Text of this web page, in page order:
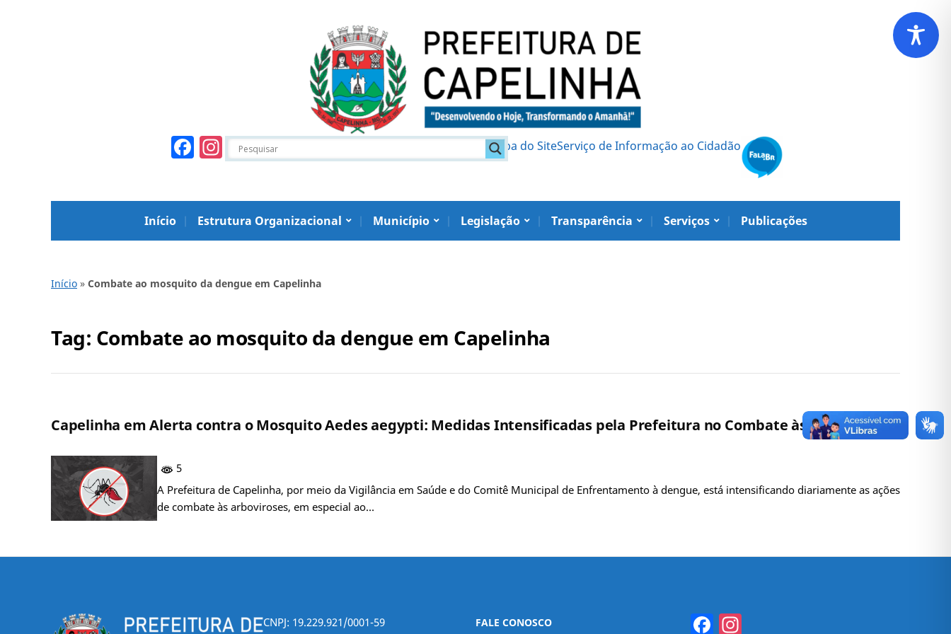
Facebook
Instagram Mapa do SiteServiço de Informação ao Cidadão
Início Estrutura Organizacional Município Legislação Transparência Serviços Publicações
Início » Combate ao mosquito da dengue em Capelinha
Tag: Combate ao mosquito da dengue em Capelinha
Capelinha em Alerta contra o Mosquito Aedes aegypti: Medidas Intensificadas pela Prefeitura no Combate às Arboviroses
5
A Prefeitura de Capelinha, por meio da Vigilância em Saúde e do Comitê Municipal de Enfrentamento à dengue, está intensificando diariamente as ações
de combate às arboviroses, em especial ao…
CNPJ: 19.229.921/0001-59 FALE CONOSCO Facebook